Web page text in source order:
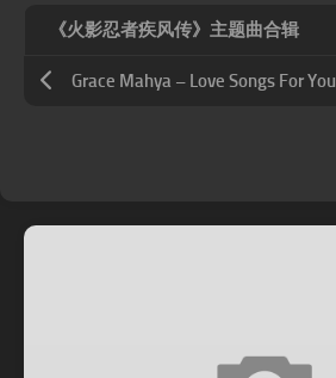
《火影忍者疾风传》主题曲合辑
Grace Mahya – Love Songs For You